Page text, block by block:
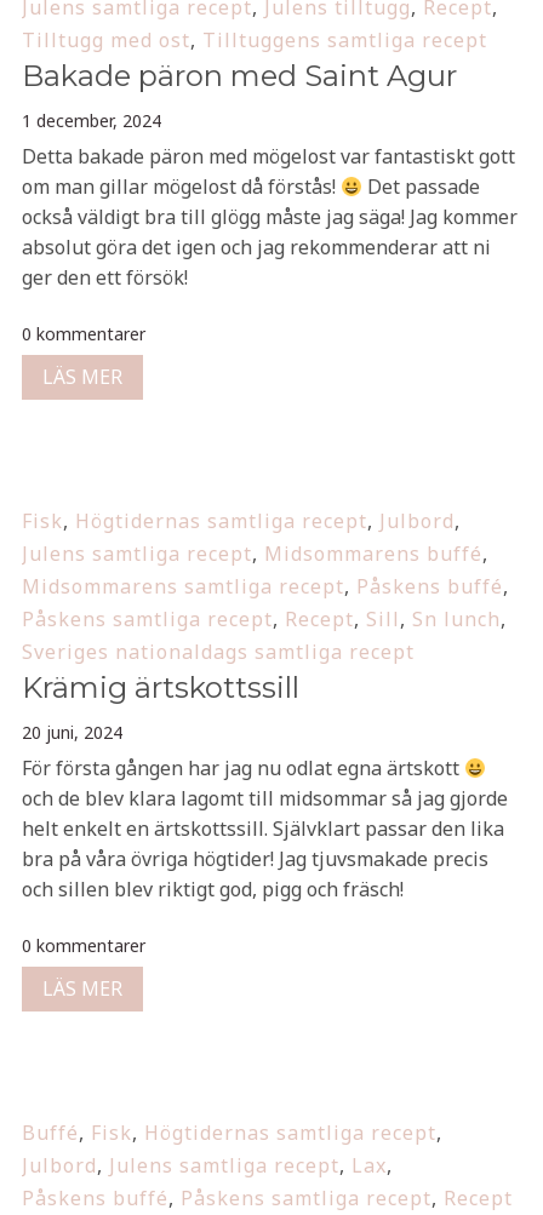
Julens samtliga recept, Julens tilltugg, Recept,
Tilltugg med ost, Tilltuggens samtliga recept
Bakade päron med Saint Agur
1 december, 2024
Detta bakade päron med mögelost var fantastiskt gott
om man gillar mögelost då förstås!
Det passade
också väldigt bra till glögg måste jag säga! Jag kommer
absolut göra det igen och jag rekommenderar att ni
ger den ett försök!
0 kommentarer
LÄS MER
Fisk, Högtidernas samtliga recept, Julbord,
Julens samtliga recept, Midsommarens buffé,
Midsommarens samtliga recept, Påskens buffé,
Påskens samtliga recept, Recept, Sill, Sn lunch,
Sveriges nationaldags samtliga recept
Krämig ärtskottssill
20 juni, 2024
För första gången har jag nu odlat egna ärtskott
och de blev klara lagomt till midsommar så jag gjorde
helt enkelt en ärtskottssill. Självklart passar den lika
bra på våra övriga högtider! Jag tjuvsmakade precis
och sillen blev riktigt god, pigg och fräsch!
0 kommentarer
LÄS MER
Buffé, Fisk, Högtidernas samtliga recept,
Julbord, Julens samtliga recept, Lax,
Påskens buffé, Påskens samtliga recept, Recept